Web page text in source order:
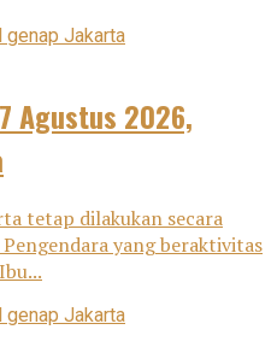
Agustus 2026,
tetap dilakukan secara
yang beraktivitas